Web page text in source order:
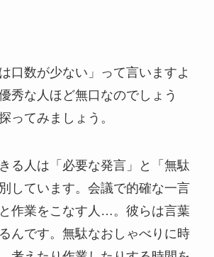
口数が少ない」って言いますよ
秀な人ほど無口なのでしょう
ってみましょう。
る人は「必要な発言」と「無駄
しています。会議で的確な一言
作業をこなす人…。彼らは言葉
んです。無駄なおしゃべりに時